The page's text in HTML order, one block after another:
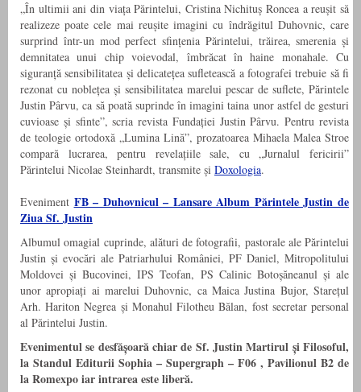
„În ultimii ani din viața Părintelui, Cristina Nichituș Roncea a reușit să
realizeze poate cele mai reușite imagini cu îndrăgitul Duhovnic, care
surprind într-un mod perfect sfințenia Părintelui, trăirea, smerenia și
demnitatea unui chip voievodal, îmbrăcat în haine monahale. Cu
siguranță sensibilitatea și delicatețea sufletească a fotografei trebuie să fi
rezonat cu noblețea și sensibilitatea marelui pescar de suflete, Părintele
Justin Pârvu, ca să poată suprinde în imagini taina unor astfel de gesturi
cuvioase și sfinte”, scria revista Fundației Justin Pârvu. Pentru revista
de teologie ortodoxă „Lumina Lină”, prozatoarea Mihaela Malea Stroe
compară lucrarea, pentru revelațiile sale, cu „Jurnalul fericirii”
Părintelui Nicolae Steinhardt, transmite și Doxologia.
Eveniment FB – Duhovnicul – Lansare Album Părintele Justin de
Ziua Sf. Justin
Albumul omagial cuprinde, alături de fotografii, pastorale ale Părintelui
Justin și evocări ale Patriarhului României, PF Daniel, Mitropolitului
Moldovei și Bucovinei, IPS Teofan, PS Calinic Botoșăneanul și ale
unor apropiați ai marelui Duhovnic, ca Maica Justina Bujor, Starețul
Arh. Hariton Negrea și Monahul Filotheu Bălan, fost secretar personal
al Părintelui Justin.
Evenimentul se desfășoară chiar de Sf. Justin Martirul și Filosoful,
la Standul Editurii Sophia – Supergraph – F06 , Pavilionul B2 de
la Romexpo iar intrarea este liberă.